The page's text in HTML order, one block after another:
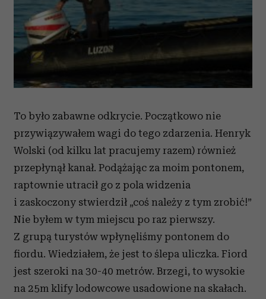
otrzymanymi od Ciebie lub uzyskanymi podczas
korzystania z ich usług.
To było zabawne odkrycie. Początkowo nie
przywiązywałem wagi do tego zdarzenia. Henryk
Wolski (od kilku lat pracujemy razem) również
przepłynął kanał. Podążając za moim pontonem,
raptownie utracił go z pola widzenia
i zaskoczony stwierdził „coś należy z tym zrobić!”
Nie byłem w tym miejscu po raz pierwszy.
Z grupą turystów wpłynęliśmy pontonem do
fiordu. Wiedziałem, że jest to ślepa uliczka. Fiord
jest szeroki na 30-40 metrów. Brzegi, to wysokie
na 25m klify lodowcowe usadowione na skałach.